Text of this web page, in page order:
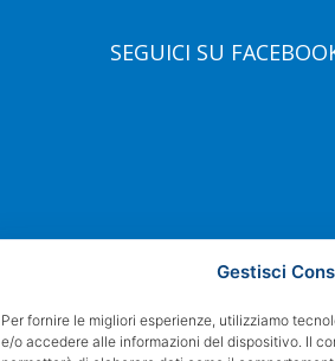
Gestisci
Per fornire le migliori esperienze, utilizziamo
e/o accedere alle informazioni del dispositivo. Il
SEGUICI SU